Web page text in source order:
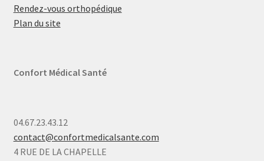
Rendez-vous orthopédique
Plan du site
Confort Médical Santé
04.67.23.43.12
contact@confortmedicalsante.com
4 RUE DE LA CHAPELLE